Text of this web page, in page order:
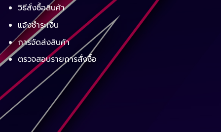
วิธีสั่งซื้อสินค้า
แจ้งชำระเงิน
การจัดส่งสินค้า
ตรวจสอบรายการสั่งซื้อ